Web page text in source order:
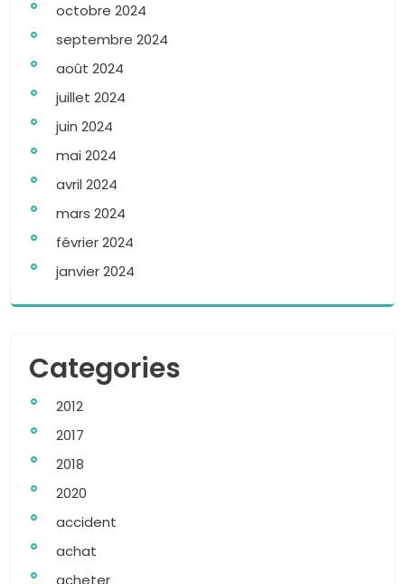
octobre 2024
septembre 2024
août 2024
juillet 2024
juin 2024
mai 2024
avril 2024
mars 2024
février 2024
janvier 2024
Categories
2012
2017
2018
2020
accident
achat
acheter